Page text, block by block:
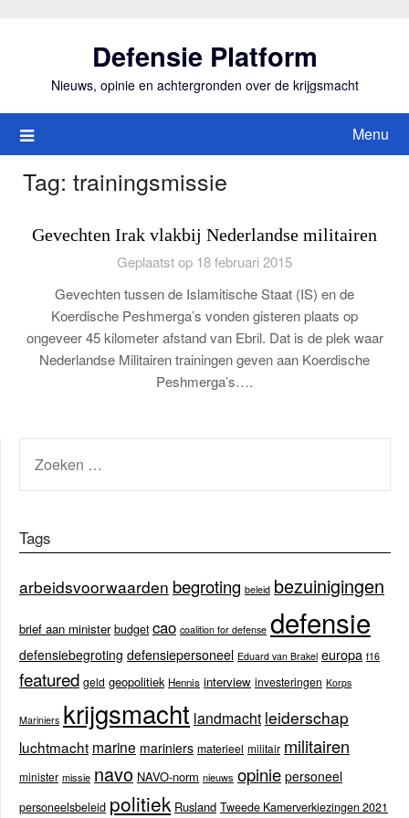
Defensie Platform
Nieuws, opinie en achtergronden over de krijgsmacht
Menu
Tag: trainingsmissie
Gevechten Irak vlakbij Nederlandse militairen
Geplaatst op 18 februari 2015
Gevechten tussen de Islamitische Staat (IS) en de
Koerdische Peshmerga’s vonden gisteren plaats op
ongeveer 45 kilometer afstand van Ebril. Dat is de plek waar
Nederlandse Militairen trainingen geven aan Koerdische
Peshmerga’s….
NAAR:
Tags
arbeidsvoorwaarden begroting beleid bezuinigingen
brief aan minister budget cao coalition for defense defensie
defensiebegroting defensiepersoneel Eduard van Brakel europa f16
featured geld geopolitiek Hennis interview investeringen Korps
Mariniers krijgsmacht landmacht leiderschap
luchtmacht marine mariniers materieel militair militairen
minister missie navo NAVO-norm nieuws opinie personeel
personeelsbeleid politiek Rusland Tweede Kamerverkiezingen 2021